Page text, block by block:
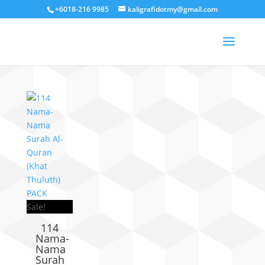
+6018-216 9985 kaligrafidotmy@gmail.com
Sale!
114
Nama-
Nama
Surah